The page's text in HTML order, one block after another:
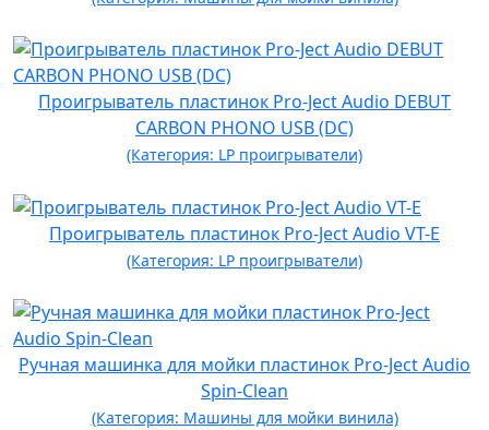
Проигрыватель пластинок Pro-Ject Audio DEBUT
CARBON PHONO USB (DC)
(Категория: LP проигрыватели)
Проигрыватель пластинок Pro-Ject Audio VT-E
(Категория: LP проигрыватели)
Ручная машинка для мойки пластинок Pro-Ject Audio
Spin-Clean
(Категория: Машины для мойки винила)